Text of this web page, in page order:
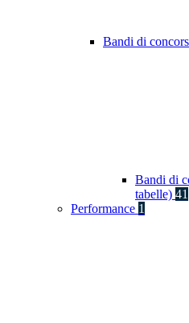
Bandi di
Bandi di
tabelle) 41
Performance 1